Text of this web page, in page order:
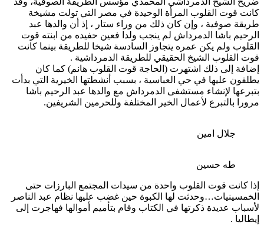
كانت قوت القلوب المرأة الوحيدة في مصر التي تولت مشيخة
طريقة صوفية ، وإن كان ذلك من وراء ستار ، إذ أن والدها عبد
الرحيم باشا الدمرداش لم ينجب ولدا فعين حفيده من ابنته قوت
القلوب ولم يكن عمره يتجاوز السادسة شيخا للطريقة بينما كانت
قوت القلوب الشيخ الحقيقي للطريقة الدمرداشية .
إضافة إلى ذلك اشتهرت (الحاجة قوت القلوب هانم) كما كان
يطلقون عليها في حي العباسية ، بسبب أنشطتها الخيرية التي بدأت
بتبرعها لإنشاء مستشفى الدمرداش مع والدها عبد الرحيم باشا
مرورا بالتبرع لأعمال الخير المختلفة وللحرمين الشريفين.
جلال امين
طه حسين
إذا كانت قوت القلوب واحدة من سيدات المجتمع البارزات حتى
الخمسينيات…وحدثت لها الكبوة حين غضب عليها نظام عبد الناصر
لأسباب عديدة ذكرتها في الكتاب وقام بتأميم أموالها فهاجرت إلى
إيطاليا .